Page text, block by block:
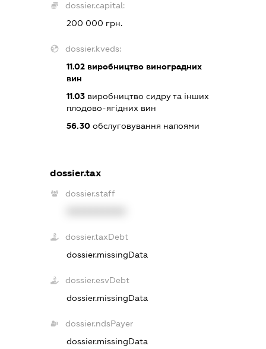
dossier.capital:
200 000 грн.
dossier.kveds:
11.02виробництво виноградних
вин
11.03виробництво сидру та інших
плодово-ягідних вин
56.30обслуговування напоями
dossier.tax
dossier.staff
dossier.taxDebt
dossier.missingData
dossier.esvDebt
dossier.missingData
dossier.ndsPayer
dossier.missingData